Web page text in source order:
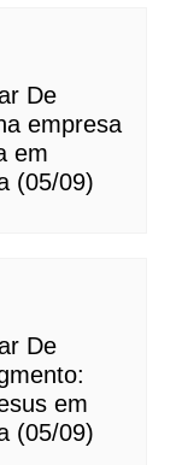
De
empresa
em
(05/09)
De
em
(05/09)